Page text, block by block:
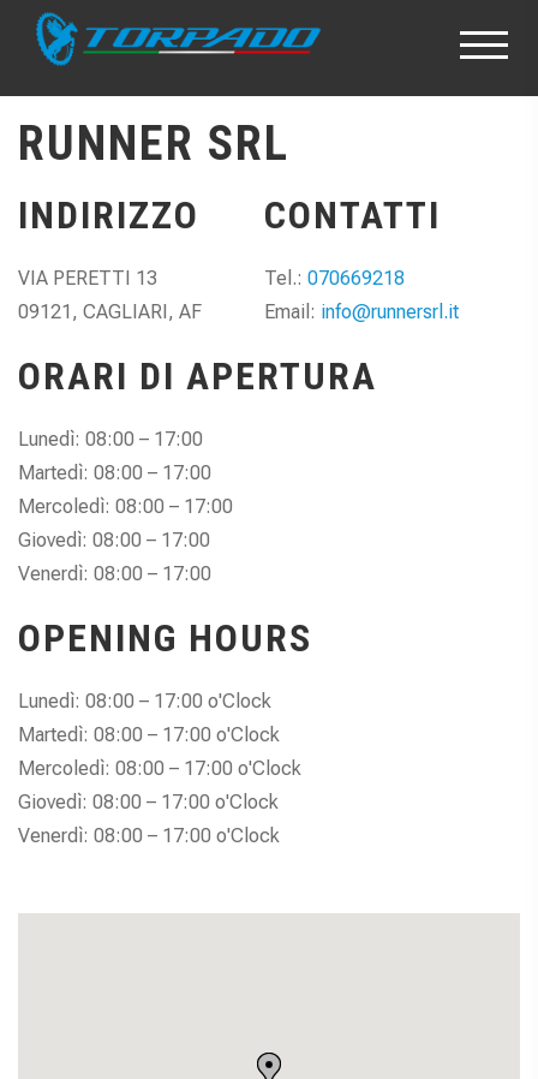
RUNNER SRL
INDIRIZZO
VIA PERETTI 13
09121, CAGLIARI, AF
CONTATTI
Tel.: 070669218
Email: info@runnersrl.it
ORARI DI APERTURA
Lunedì: 08:00 – 17:00
Martedì: 08:00 – 17:00
Mercoledì: 08:00 – 17:00
Giovedì: 08:00 – 17:00
Venerdì: 08:00 – 17:00
OPENING HOURS
Lunedì: 08:00 – 17:00 o'Clock
Martedì: 08:00 – 17:00 o'Clock
Mercoledì: 08:00 – 17:00 o'Clock
Giovedì: 08:00 – 17:00 o'Clock
Venerdì: 08:00 – 17:00 o'Clock